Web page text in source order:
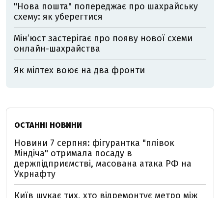
"Нова пошта" попереджає про шахрайську
схему: як уберегтися
Мін’юст застерігає про появу нової схеми
онлайн-шахрайства
Як мілтех воює на два фронти
ОСТАННІ НОВИНИ
Новини 7 серпня: фігурантка "плівок
Міндіча" отримала посаду в
держпідприємстві, масована атака РФ на
Укрнафту
Київ шукає тих, хто відремонтує метро між